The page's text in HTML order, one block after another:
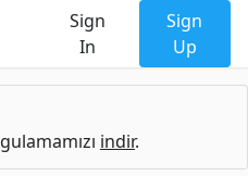
Sign
In
Sign
Up
indir.